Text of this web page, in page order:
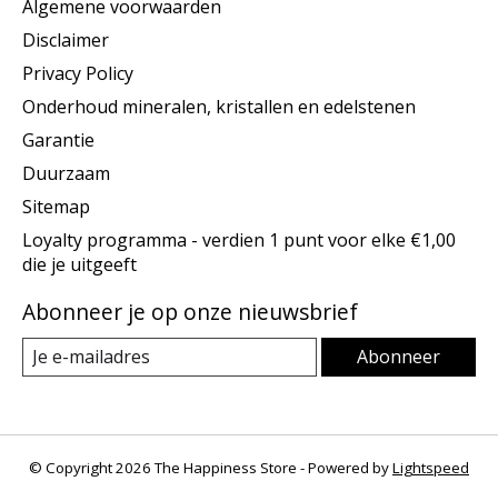
Algemene voorwaarden
Disclaimer
Privacy Policy
Onderhoud mineralen, kristallen en edelstenen
Garantie
Duurzaam
Sitemap
Loyalty programma - verdien 1 punt voor elke €1,00
die je uitgeeft
Abonneer je op onze nieuwsbrief
Abonneer
© Copyright 2026 The Happiness Store - Powered byLightspeed